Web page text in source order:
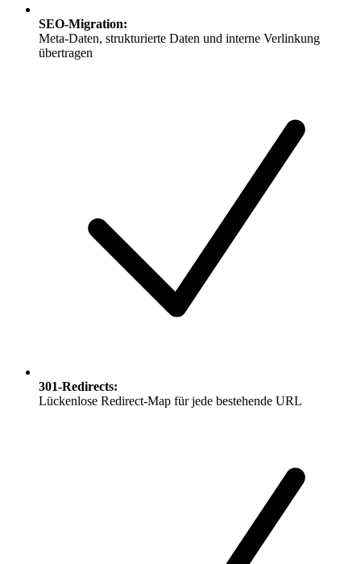
SEO-Migration:
Meta-Daten, strukturierte Daten und interne Verlinkung
übertragen
301-Redirects:
Lückenlose Redirect-Map für jede bestehende URL